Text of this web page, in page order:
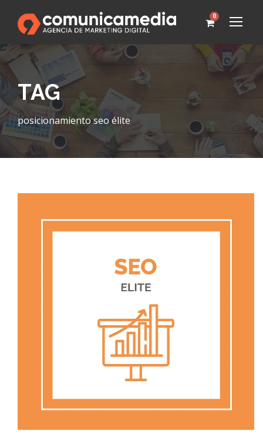
0
TAG
posicionamiento seo élite